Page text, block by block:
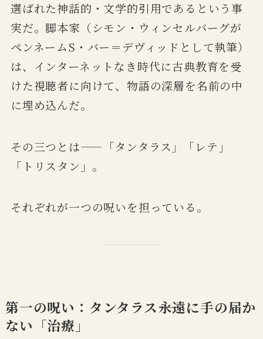
選ばれた神話的・文学的引用であるという事
実だ。脚本家（シモン・ウィンセルバーグが
ペンネームS・バー＝デヴィッドとして執筆）
は、インターネットなき時代に古典教育を受
けた視聴者に向けて、物語の深層を名前の中
に埋め込んだ。
その三つとは——「タンタラス」「レテ」
「トリスタン」。
それぞれが一つの呪いを担っている。
第一の呪い：タンタラス――永遠に手の届か
ない「治療」